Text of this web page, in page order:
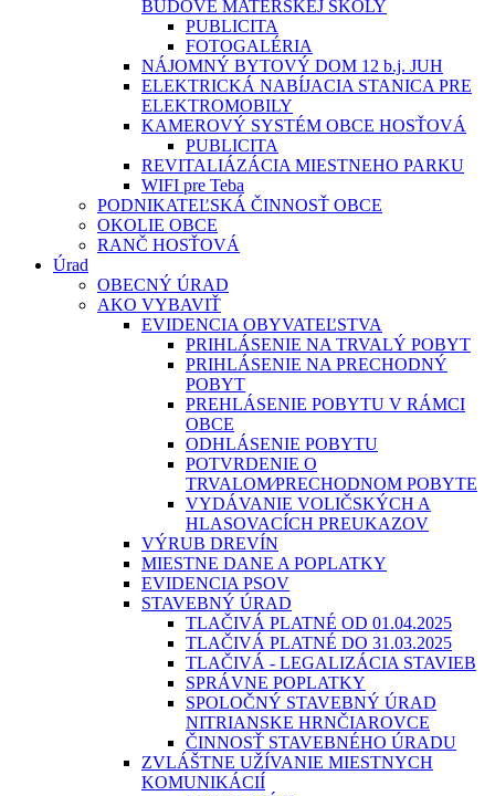
BUDOVE MATERSKEJ ŠKOLY
PUBLICITA
FOTOGALÉRIA
NÁJOMNÝ BYTOVÝ DOM 12 b.j. JUH
ELEKTRICKÁ NABÍJACIA STANICA PRE
ELEKTROMOBILY
KAMEROVÝ SYSTÉM OBCE HOSŤOVÁ
PUBLICITA
REVITALIÁZÁCIA MIESTNEHO PARKU
WIFI pre Teba
PODNIKATEĽSKÁ ČINNOSŤ OBCE
OKOLIE OBCE
RANČ HOSŤOVÁ
Úrad
OBECNÝ ÚRAD
AKO VYBAVIŤ
EVIDENCIA OBYVATEĽSTVA
PRIHLÁSENIE NA TRVALÝ POBYT
PRIHLÁSENIE NA PRECHODNÝ
POBYT
PREHLÁSENIE POBYTU V RÁMCI
OBCE
ODHLÁSENIE POBYTU
POTVRDENIE O
TRVALOM⁄PRECHODNOM POBYTE
VYDÁVANIE VOLIČSKÝCH A
HLASOVACÍCH PREUKAZOV
VÝRUB DREVÍN
MIESTNE DANE A POPLATKY
EVIDENCIA PSOV
STAVEBNÝ ÚRAD
TLAČIVÁ PLATNÉ OD 01.04.2025
TLAČIVÁ PLATNÉ DO 31.03.2025
TLAČIVÁ - LEGALIZÁCIA STAVIEB
SPRÁVNE POPLATKY
SPOLOČNÝ STAVEBNÝ ÚRAD
NITRIANSKE HRNČIAROVCE
ČINNOSŤ STAVEBNÉHO ÚRADU
ZVLÁŠTNE UŽÍVANIE MIESTNYCH
KOMUNIKÁCIÍ